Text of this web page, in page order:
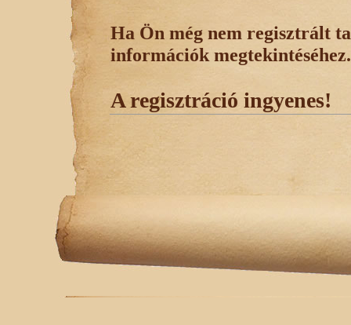
Ha Ön még nem regisztrált
információk megtekintéséhez.
A regisztráció ingyenes!